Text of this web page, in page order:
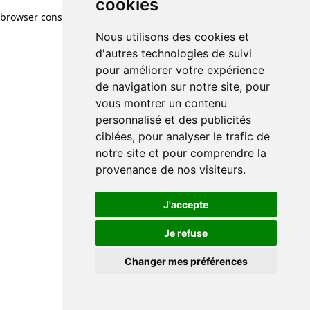
cookies
Nous utilisons des cookies et
d'autres technologies de suivi
pour améliorer votre expérience
de navigation sur notre site, pour
vous montrer un contenu
personnalisé et des publicités
ciblées, pour analyser le trafic de
notre site et pour comprendre la
provenance de nos visiteurs.
J'accepte
Je refuse
Changer mes préférences
browser console for more information)